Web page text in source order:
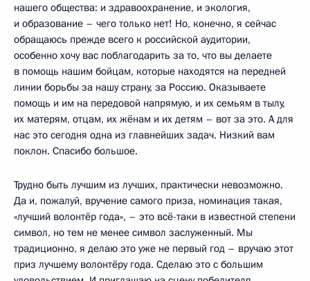
нашего общества: и здравоохранение, и экология,
и образование – чего только нет! Но, конечно, я сейчас
обращаюсь прежде всего к российской аудитории,
особенно хочу вас поблагодарить за то, что вы делаете
в помощь нашим бойцам, которые находятся на передней
линии борьбы за нашу страну, за Россию. Оказываете
помощь и им на передовой напрямую, и их семьям в тылу,
их матерям, отцам, их жёнам и их детям – вот за это. А для
нас это сегодня одна из главнейших задач. Низкий вам
поклон. Спасибо большое.
Трудно быть лучшим из лучших, практически невозможно.
Да и, пожалуй, вручение самого приза, номинация такая,
«лучший волонтёр года», – это всё-таки в известной степени
символ, но тем не менее символ заслуженный. Мы
традиционно, я делаю это уже не первый год – вручаю этот
приз лучшему волонтёру года. Сделаю это с большим